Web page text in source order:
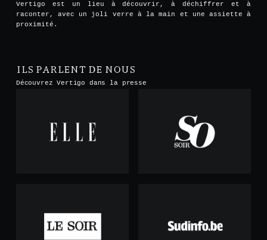
Vertigo est un lieu à découvrir, à déchiffrer et à
raconter, avec un joli verre à la main et une assiette à
proximité.
ILS PARLENT DE NOUS
Découvrez Vertigo dans la presse